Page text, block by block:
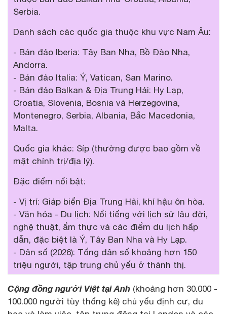
Serbia.
Danh sách các quốc gia thuộc khu vực Nam Âu:
- Bán đảo Iberia: Tây Ban Nha, Bồ Đào Nha,
Andorra.
- Bán đảo Italia: Ý, Vatican, San Marino.
- Bán đảo Balkan & Địa Trung Hải: Hy Lạp,
Croatia, Slovenia, Bosnia và Herzegovina,
Montenegro, Serbia, Albania, Bắc Macedonia,
Malta.
Quốc gia khác: Síp (thường được bao gồm về
mặt chính trị/địa lý).
Đặc điểm nổi bật:
- Vị trí: Giáp biển Địa Trung Hải, khí hậu ôn hòa.
- Văn hóa - Du lịch: Nổi tiếng với lịch sử lâu đời,
nghệ thuật, ẩm thực và các điểm du lịch hấp
dẫn, đặc biệt là Ý, Tây Ban Nha và Hy Lạp.
- Dân số (2026): Tổng dân số khoảng hơn 150
triệu người, tập trung chủ yếu ở thành thị.
Cộng đồng người Việt tại Anh (khoảng hơn 30.000 -
100.000 người tùy thống kê) chủ yếu định cư, du